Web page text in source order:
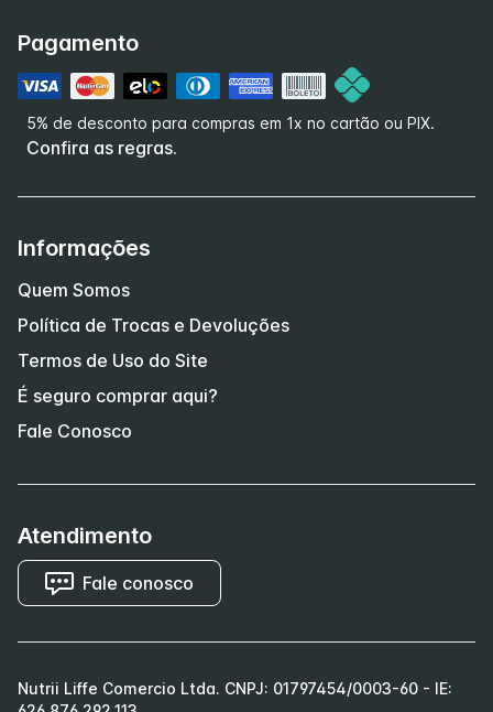
Pagamento
5% de desconto para compras em 1x no cartão ou PIX.
Confira as regras.
Informações
Quem Somos
Política de Trocas e Devoluções
Termos de Uso do Site
É seguro comprar aqui?
Fale Conosco
Atendimento
Fale conosco
Nutrii Liffe Comercio Ltda. CNPJ: 01797454/0003-60 - IE: